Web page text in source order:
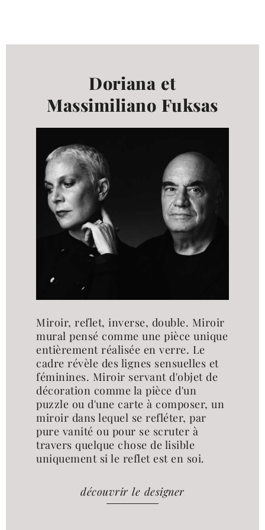
Sophistiqué déterminé Sophistiqué doux
Doriana et
Massimiliano Fuksas
Miroir, reflet, inverse, double. Miroir
mural pensé comme une pièce unique
entièrement réalisée en verre. Le
cadre révèle des lignes sensuelles et
féminines. Miroir servant d'objet de
décoration comme la pièce d'un
puzzle ou d'une carte à composer, un
miroir dans lequel se refléter, par
pure vanité ou pour se scruter à
travers quelque chose de lisible
uniquement si le reflet est en soi.
découvrir le designer